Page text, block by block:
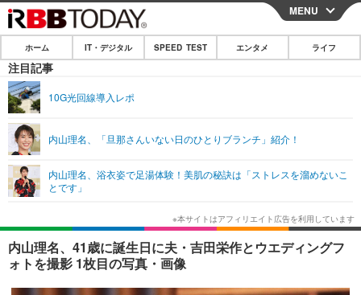
CLOSE
ホーム
IT・デジタル
ショッピング その他
SPEED TEST
エンタメ
エンタメTOP
韓国・芸能
音楽 スポーツ
ライフ
ライフTOP グルメ
ペット ショッピング
その他
リリース一覧
プッシュ通知の停止方法
MENU
ホーム IT・デジタル SPEED TEST エンタメ ライフ
注目記事
10G光回線導入レポ
内山理名、「旦那さんいない日のひとりブランチ」紹介！
内山理名、浴衣姿で足湯体験！美肌の秘訣は「ストレスを溜めないこ
とです」
内山理名、41歳に誕生日に夫・吉田栄作とウエディングフ
ォトを撮影 1枚目の写真・画像